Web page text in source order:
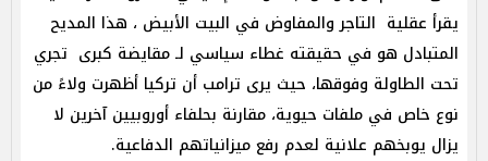
يقرأ عقلية التاجر والمفاوض في البيت الأبيض ، هذا المديح
المتبادل هو في حقيقته غطاء سياسي لـ مقايضة كبرى تجري
تحت الطاولة وفوقها، حيث يرى ترامب أن تركيا أظهرت ولاءً من
نوع خاص في ملفات حيوية، مقارنة بحلفاء أوروبيين آخرين لا
يزال يوبخهم علانية لعدم رفع ميزانياتهم الدفاعية.